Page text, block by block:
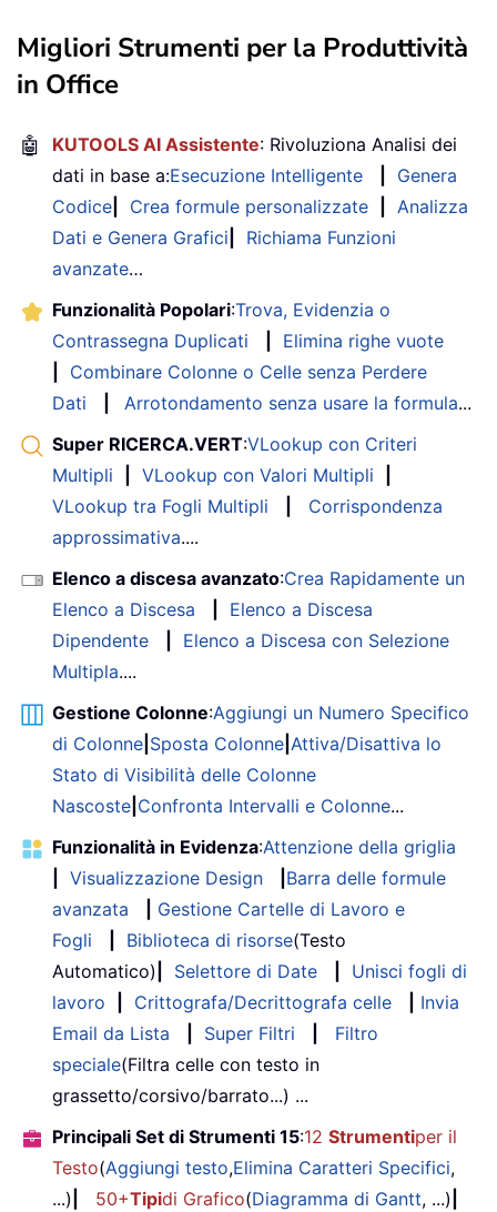
Migliori Strumenti per la Produttività
in Office
🤖 KUTOOLS AI Assistente: Rivoluziona Analisi dei
dati in base a:Esecuzione Intelligente
Genera
Codice
Crea formule personalizzate
Analizza
Dati e Genera Grafici
Richiama Funzioni
avanzate…
Funzionalità Popolari:Trova, Evidenzia o
Contrassegna Duplicati
Elimina righe vuote
Combinare Colonne o Celle senza Perdere
Dati
Arrotondamento senza usare la formula...
Super RICERCA.VERT:VLookup con Criteri
Multipli
VLookup con Valori Multipli
VLookup tra Fogli Multipli
Corrispondenza
approssimativa....
Elenco a discesa avanzato:Crea Rapidamente un
Elenco a Discesa
Elenco a Discesa
Dipendente
Elenco a Discesa con Selezione
Multipla....
Gestione Colonne:Aggiungi un Numero Specifico
di Colonne Sposta Colonne Attiva/Disattiva lo
Stato di Visibilità delle Colonne
Nascoste Confronta Intervalli e Colonne...
Funzionalità in Evidenza:Attenzione della griglia
Visualizzazione Design
Barra delle formule
avanzata
Gestione Cartelle di Lavoro e
Fogli
Biblioteca di risorse(Testo
Automatico)
Selettore di Date
Unisci fogli di
lavoro
Crittografa/Decrittografa celle
Invia
Email da Lista
Super Filtri
Filtro
speciale(Filtra celle con testo in
grassetto/corsivo/barrato...) ...
Principali Set di Strumenti 15:12 Strumentiper il
Testo(Aggiungi testo,Elimina Caratteri Specifici,
...)
50+Tipidi Grafico(Diagramma di Gantt, ...)